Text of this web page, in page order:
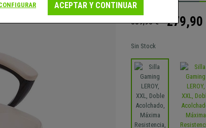
389,90 € 279,90
Sin Stock
ACEPTAR Y CONTINUAR